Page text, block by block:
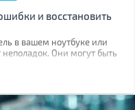
и восстановить
в вашем ноутбуке или
Они могут быть